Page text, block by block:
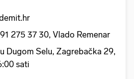
275 37 30, Vlado Remenar
u Dugom Selu, Zagrebačka 29,
sati